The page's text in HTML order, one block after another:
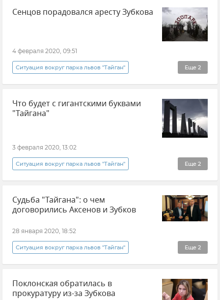
Сенцов порадовался аресту Зубкова
4 февраля 2020, 09:51
Еще 2
Ситуация вокруг парка львов "Тайган"
Общество Новости
Что будет с гигантскими буквами
"Тайгана"
3 февраля 2020, 13:02
Еще 2
Ситуация вокруг парка львов "Тайган"
Общество Новости
Судьба "Тайгана": о чем
договорились Аксенов и Зубков
28 января 2020, 18:52
Еще 2
Ситуация вокруг парка львов "Тайган"
Общество Новости
Поклонская обратилась в
прокуратуру из-за Зубкова